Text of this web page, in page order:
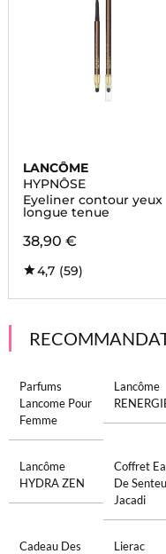
LANCÔME
HYPNÔSE
Eyeliner contour yeux
longue tenue
38,90 €
4,7 (59)
Parfums
Lancome Pour
Femme
Lancôme
Lancôme
HYDRA ZEN
Coffret
De
Jacadi
Cadeau Des
Lierac